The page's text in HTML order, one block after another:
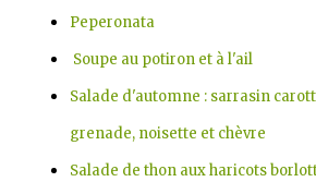
Peperonata
Soupe au potiron et à l'ail
Salade d'automne : sarrasin
grenade, noisette et chèvre
Salade de thon aux haricots